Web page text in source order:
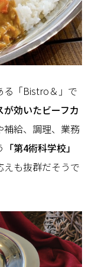
る「Bistro＆」で
効いたビーフカ
補給、調理、業務
「第4術科学校」
も抜群だそうで